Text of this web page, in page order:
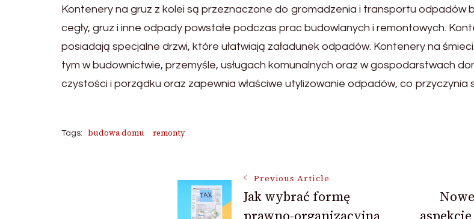
Kontenery na gruz z kolei są przeznaczone do gromadzenia i transportu odpadów
cegły, gruz i inne odpady powstałe podczas prac budowlanych i remontowych.
posiadają specjalne drzwi, które ułatwiają załadunek odpadów. Kontenery na
tym w budownictwie, przemyśle, usługach komunalnych oraz w gospodarstwach
czystości i porządku oraz zapewnia właściwe utylizowanie odpadów, co przyczynia
Tags: budowa domu remonty
Post
Previous Article
Jak wybrać formę